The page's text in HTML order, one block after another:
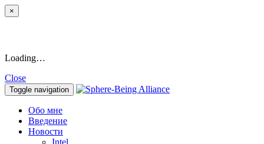
×
Loading…
Close
Toggle navigation
Обо мне
Введение
Новости
Intel